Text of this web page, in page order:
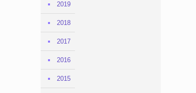
2019
2018
2017
2016
2015